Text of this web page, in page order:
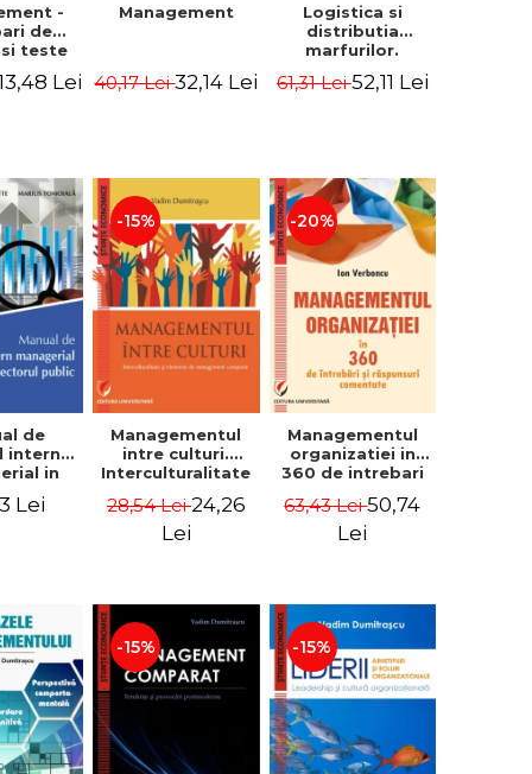
-
de
teste
Lei
Management
40,17 Lei32,14 Lei
Logistica si
distributia
marfurilor.
Editia a VI-a -
61,31 Lei52,11 Lei
de
intern
in
public -
Lei
-15%
Managementul
intre culturi.
Interculturalitate
management
comparat -
28,54 Lei24,26
Lei
-20%
Managementul
organizatiei in
360 de intrebari
comentate - Ion
Verboncu
63,43 Lei50,74
Lei
-15% -15%